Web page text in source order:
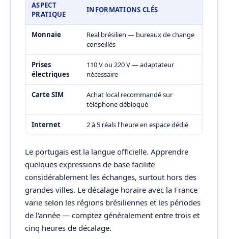
ASPECT
PRATIQUE
INFORMATIONS CLÉS
Monnaie
Real brésilien — bureaux de change
conseillés
Prises
électriques
110 V ou 220 V — adaptateur
nécessaire
Carte SIM
Achat local recommandé sur
téléphone débloqué
Internet 2 à 5 réals l'heure en espace dédié
Le portugais est la langue officielle. Apprendre
quelques expressions de base facilite
considérablement les échanges, surtout hors des
grandes villes. Le décalage horaire avec la France
varie selon les régions brésiliennes et les périodes
de l'année — comptez généralement entre trois et
cinq heures de décalage.